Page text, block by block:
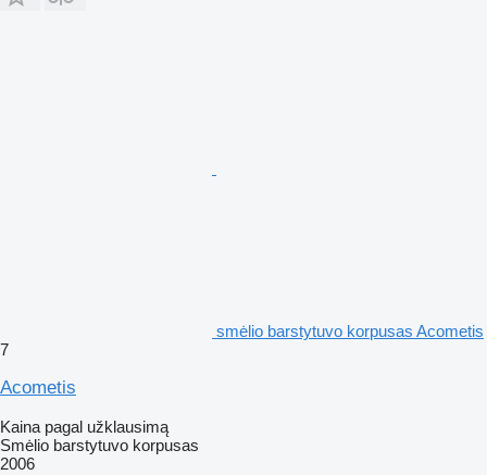
smėlio barstytuvo korpusas Acometis
7
Acometis
Kaina pagal užklausimą
Smėlio barstytuvo korpusas
2006